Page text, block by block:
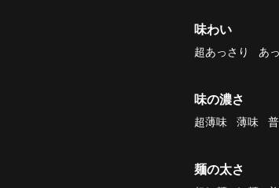
味わい
超あっさり あ
味の濃さ
超薄味 薄味
麺の太さ